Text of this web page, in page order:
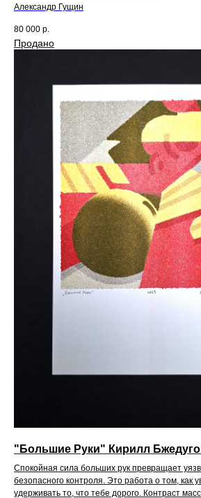
Александр Гущин
80 000 р.
"Большие Руки" Кирилл
Спокойная сила больших рук превращает
безопасного контроля. Это работа о том, как
удерживать то, что тебе дорого. Контраст